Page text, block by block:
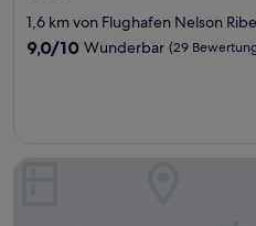
Sterne-
Unterkunft
1,6 km von Flughafen Nelson
9.0
9,0/10 Wunderbar (29